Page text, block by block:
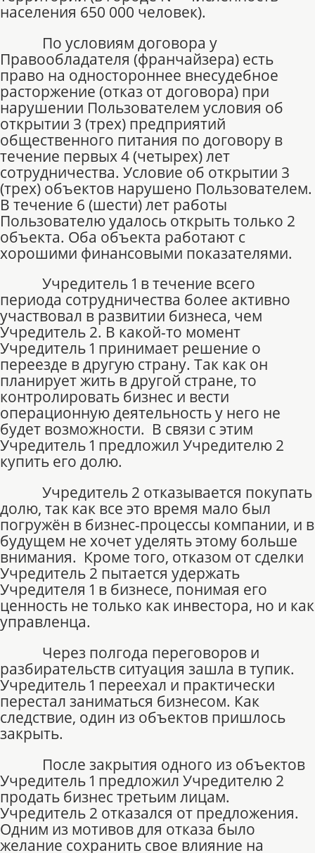
населения 650 000 человек).
По условиям договора у
Правообладателя (франчайзера) есть
право на одностороннее внесудебное
расторжение (отказ от договора) при
нарушении Пользователем условия об
открытии 3 (трех) предприятий
общественного питания по договору в
течение первых 4 (четырех) лет
сотрудничества. Условие об открытии 3
(трех) объектов нарушено Пользователем.
В течение 6 (шести) лет работы
Пользователю удалось открыть только 2
объекта. Оба объекта работают с
хорошими финансовыми показателями.
Учредитель 1 в течение всего
периода сотрудничества более активно
участвовал в развитии бизнеса, чем
Учредитель 2. В какой-то момент
Учредитель 1 принимает решение о
переезде в другую страну. Так как он
планирует жить в другой стране, то
контролировать бизнес и вести
операционную деятельность у него не
будет возможности. В связи с этим
Учредитель 1 предложил Учредителю 2
купить его долю.
Учредитель 2 отказывается покупать
долю, так как все это время мало был
погружён в бизнес-процессы компании, и в
будущем не хочет уделять этому больше
внимания. Кроме того, отказом от сделки
Учредитель 2 пытается удержать
Учредителя 1 в бизнесе, понимая его
ценность не только как инвестора, но и как
управленца.
Через полгода переговоров и
разбирательств ситуация зашла в тупик.
Учредитель 1 переехал и практически
перестал заниматься бизнесом. Как
следствие, один из объектов пришлось
закрыть.
После закрытия одного из объектов
Учредитель 1 предложил Учредителю 2
продать бизнес третьим лицам.
Учредитель 2 отказался от предложения.
Одним из мотивов для отказа было
желание сохранить свое влияние на